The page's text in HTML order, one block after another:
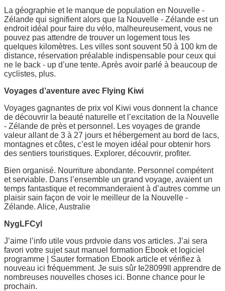
La géographie et le manque de population en Nouvelle -
Zélande qui signifient alors que la Nouvelle - Zélande est un
endroit idéal pour faire du vélo, malheureusement, vous ne
pouvez pas attendre de trouver un logement tous les
quelques kilomètres. Les villes sont souvent 50 à 100 km de
distance, réservation préalable indispensable pour ceux qui
ne le back - up d’une tente. Après avoir parlé à beaucoup de
cyclistes, plus.
Voyages d’aventure avec Flying Kiwi
Voyages gagnantes de prix vol Kiwi vous donnent la chance
de découvrir la beauté naturelle et l’excitation de la Nouvelle
- Zélande de près et personnel. Les voyages de grande
valeur allant de 3 à 27 jours et hébergement au bord de lacs,
montagnes et côtes, c’est le moyen idéal pour obtenir hors
des sentiers touristiques. Explorer, découvrir, profiter.
Bien organisé. Nourriture abondante. Personnel compétent
et serviable. Dans l’ensemble un grand voyage, avaient un
temps fantastique et recommanderaient à d’autres comme un
plaisir sain façon de voir le meilleur de la Nouvelle -
Zélande. Alice, Australie
NygLFCyl
J’aime l’info utile vous prdvoie dans vos articles. J’ai sera
favori votre sujet saut manuel formation Ebook et logiciel
programme | Sauter formation Ebook article et vérifiez à
nouveau ici fréquemment. Je suis sûr Ie28099ll apprendre de
nombreuses nouvelles choses ici. Bonne chance pour le
prochain.